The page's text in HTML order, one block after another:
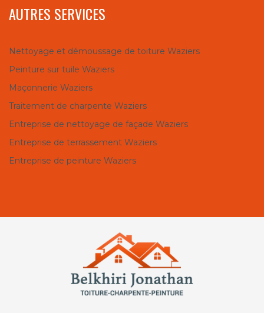
AUTRES SERVICES
Nettoyage et démoussage de toiture Waziers
Peinture sur tuile Waziers
Maçonnerie Waziers
Traitement de charpente Waziers
Entreprise de nettoyage de façade Waziers
Entreprise de terrassement Waziers
Entreprise de peinture Waziers